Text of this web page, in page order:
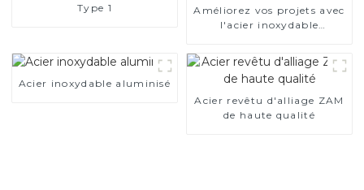
Type 1
Améliorez vos projets avec
l'acier inoxydable
Acier inoxydable aluminisé
Acier revêtu d'alliage ZAM
de haute qualité